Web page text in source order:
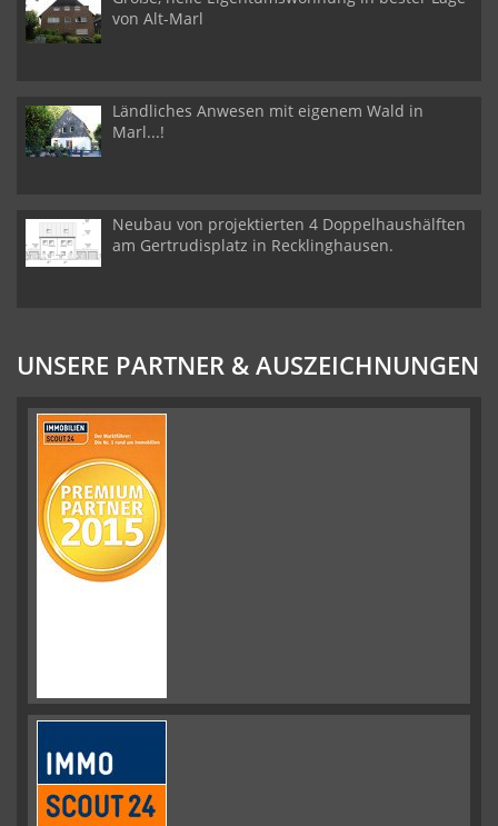
von Alt-Marl
Ländliches Anwesen mit eigenem Wald in
Marl...!
Neubau von projektierten 4 Doppelhaushälften
am Gertrudisplatz in Recklinghausen.
UNSERE PARTNER & AUSZEICHNUNGEN